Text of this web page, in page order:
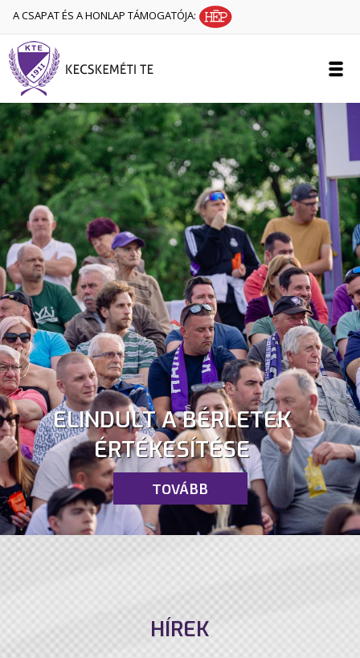
A CSAPAT ÉS A HONLAP TÁMOGATÓJA:
ELINDULT A BÉRLETEK
ÉRTÉKESÍTÉSE
TOVÁBB
HÍREK